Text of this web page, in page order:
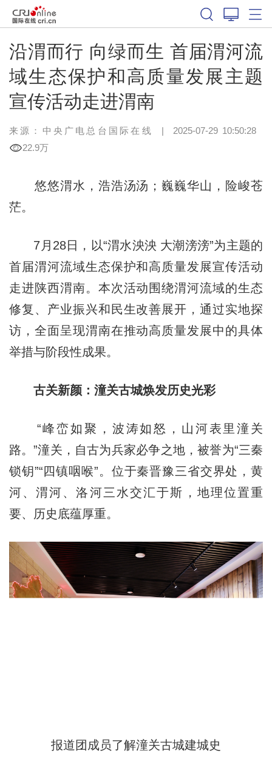
沿渭而行 向绿而生 首届渭河流
域生态保护和高质量发展主题
宣传活动走进渭南
来源：中央广电总台国际在线 | 2025-07-29 10:50:28
22.9万
悠悠渭水，浩浩汤汤；巍巍华山，险峻苍
茫。
7月28日，以“渭水泱泱 大潮滂滂”为主题的
首届渭河流域生态保护和高质量发展宣传活动
走进陕西渭南。本次活动围绕渭河流域的生态
修复、产业振兴和民生改善展开，通过实地探
访，全面呈现渭南在推动高质量发展中的具体
举措与阶段性成果。
古关新颜：潼关古城焕发历史光彩
“峰峦如聚，波涛如怒，山河表里潼关
路。”潼关，自古为兵家必争之地，被誉为“三秦
锁钥”“四镇咽喉”。位于秦晋豫三省交界处，黄
河、渭河、洛河三水交汇于斯，地理位置重
要、历史底蕴厚重。
报道团成员了解潼关古城建城史